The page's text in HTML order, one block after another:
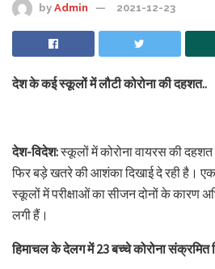
by Admin 2021-12-23
देश के कई स्कूलों में लौटी कोरोना की दहशत..
देश-विदेश:स्कूलों में कोरोना वायरस की
फिर बड़े खतरे की आशंका दिखाई दे रही है। एक
स्कूलों में परीक्षाओं का सीजन दोनों के कारण
लगी हैं।
हिमाचल के देलग में 23 बच्चे कोरोना संक्रमित